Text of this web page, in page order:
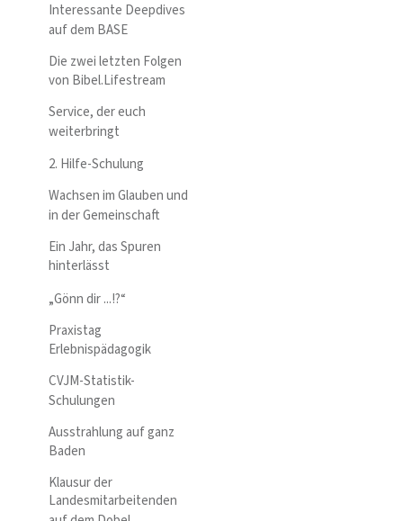
Interessante Deepdives
auf dem BASE
Die zwei letzten Folgen
von Bibel.Lifestream
Service, der euch
weiterbringt
2. Hilfe-Schulung
Wachsen im Glauben und
in der Gemeinschaft
Ein Jahr, das Spuren
hinterlässt
„Gönn dir ...!?“
Praxistag
Erlebnispädagogik
CVJM-Statistik-
Schulungen
Ausstrahlung auf ganz
Baden
Klausur der
Landesmitarbeitenden